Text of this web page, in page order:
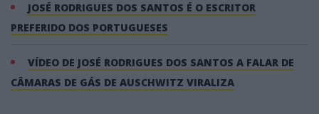
JOSÉ RODRIGUES DOS SANTOS É O ESCRITOR
PREFERIDO DOS PORTUGUESES
VÍDEO DE JOSÉ RODRIGUES DOS SANTOS A FALAR DE
CÂMARAS DE GÁS DE AUSCHWITZ VIRALIZA